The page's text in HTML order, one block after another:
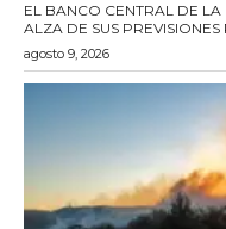
EL BANCO CENTRAL DE
ALZA DE SUS PREVISIONES
agosto 9, 2026